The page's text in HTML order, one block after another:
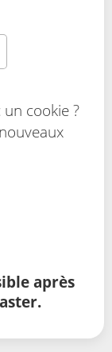
cookie ?
après